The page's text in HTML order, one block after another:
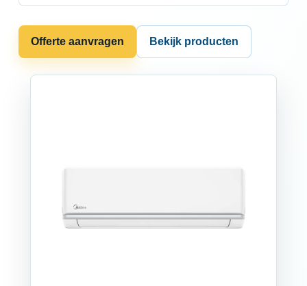
Offerte aanvragen Bekijk producten